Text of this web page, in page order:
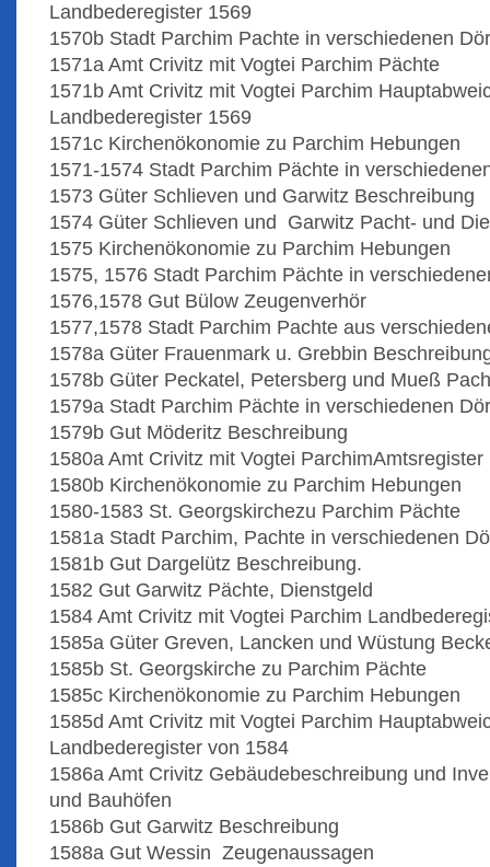
Landbederegister 1569
1570b Stadt Parchim Pachte in verschiedenen
1571a Amt Crivitz mit Vogtei Parchim Pächte
1571b Amt Crivitz mit Vogtei Parchim
Landbederegister 1569
1571c Kirchenökonomie zu Parchim Hebungen
1571-1574 Stadt Parchim Pächte in
1573 Güter Schlieven und Garwitz Beschreibung
1574 Güter Schlieven und Garwitz Pacht- und
1575 Kirchenökonomie zu Parchim Hebungen
1575, 1576 Stadt Parchim Pächte in
1576,1578 Gut Bülow Zeugenverhör
1577,1578 Stadt Parchim Pachte aus
1578a Güter Frauenmark u. Grebbin
1578b Güter Peckatel, Petersberg und Mueß
1579a Stadt Parchim Pächte in verschiedenen
1579b Gut Möderitz Beschreibung
1580a Amt Crivitz mit Vogtei ParchimAmtsregister
1580b Kirchenökonomie zu Parchim Hebungen
1580-1583 St. Georgskirchezu Parchim Pächte
1581a Stadt Parchim, Pachte in verschiedenen
1581b Gut Dargelütz Beschreibung.
1582 Gut Garwitz Pächte, Dienstgeld
1584 Amt Crivitz mit Vogtei Parchim
1585a Güter Greven, Lancken und Wüstung
1585b St. Georgskirche zu Parchim Pächte
1585c Kirchenökonomie zu Parchim Hebungen
1585d Amt Crivitz mit Vogtei Parchim
Landbederegister von 1584
1586a Amt Crivitz Gebäudebeschreibung und
und Bauhöfen
1586b Gut Garwitz Beschreibung
1588a Gut Wessin Zeugenaussagen